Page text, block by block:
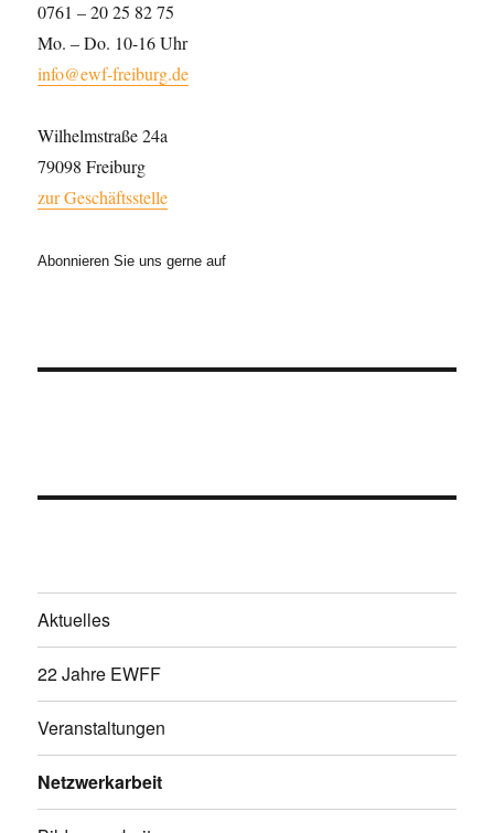
0761 – 20 25 82 75
Mo. – Do. 10-16 Uhr
info@ewf-freiburg.de
Wilhelmstraße 24a
79098 Freiburg
zur Geschäftsstelle
Abonnieren Sie uns gerne auf
Aktuelles
22 Jahre EWFF
Veranstaltungen
Netzwerkarbeit